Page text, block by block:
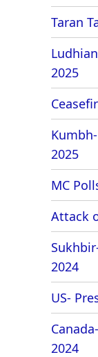
Taran
2025
2025
MC
Attack
2024
US-
2024